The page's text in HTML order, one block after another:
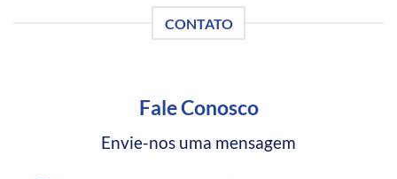
CONTATO
Fale Conosco
Envie-nos uma mensagem